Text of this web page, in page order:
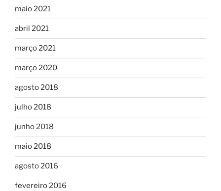
maio 2021
abril 2021
março 2021
março 2020
agosto 2018
julho 2018
junho 2018
maio 2018
agosto 2016
fevereiro 2016